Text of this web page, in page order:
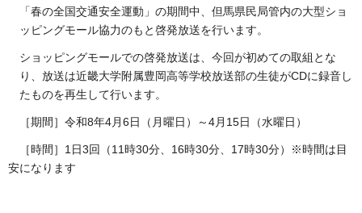
「春の全国交通安全運動」の期間中、但馬県民局管内の大型ショ
ッピングモール協力のもと啓発放送を行います。
ショッピングモールでの啓発放送は、今回が初めての取組とな
り、放送は近畿大学附属豊岡高等学校放送部の生徒がCDに録音し
たものを再生して行います。
［期間］令和8年4月6日（月曜日）～4月15日（水曜日）
［時間］1日3回（11時30分、16時30分、17時30分）※時間は目
安になります